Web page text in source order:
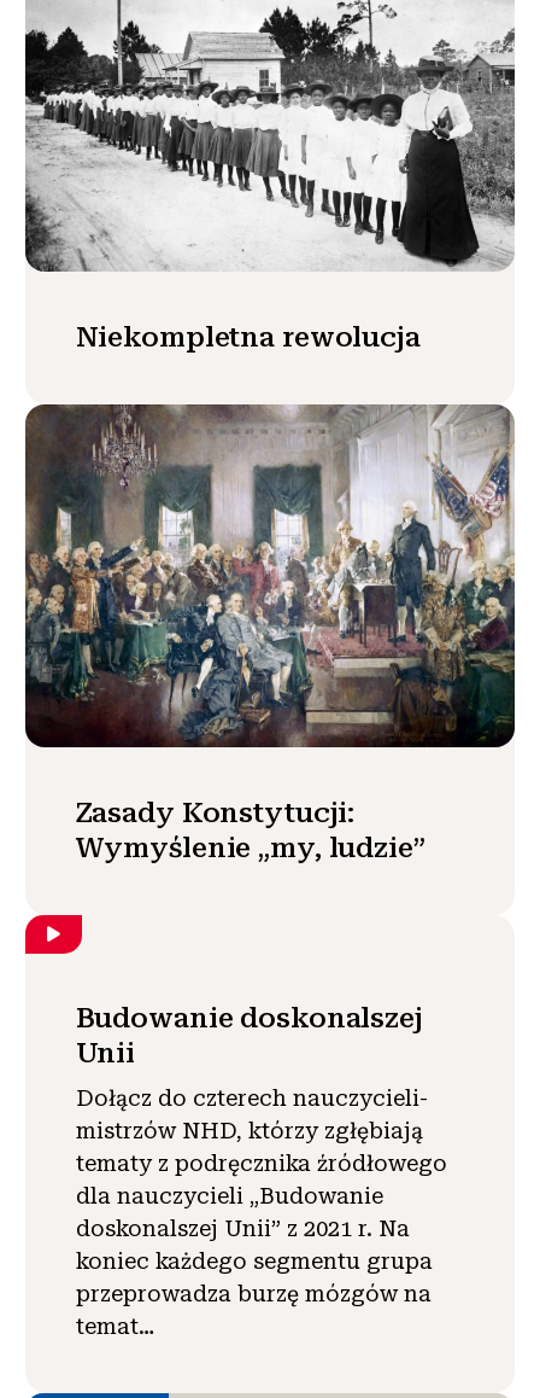
Niekompletna rewolucja
Zasady Konstytucji:
Wymyślenie „my, ludzie”
Budowanie doskonalszej
Unii
Dołącz do czterech nauczycieli-
mistrzów NHD, którzy zgłębiają
tematy z podręcznika źródłowego
dla nauczycieli „Budowanie
doskonalszej Unii” z 2021 r. Na
koniec każdego segmentu grupa
przeprowadza burzę mózgów na
temat…